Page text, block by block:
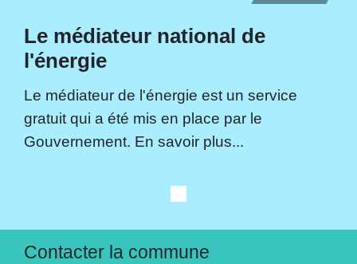
Le médiateur national de
l'énergie
Le médiateur de l'énergie est un service
gratuit qui a été mis en place par le
Gouvernement. En savoir plus...
Contacter la commune